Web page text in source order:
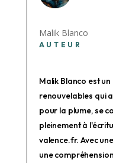
Malik Blanco
AUTEUR
Malik Blanco est
renouvelables qui
pour la plume, se
pleinement à
valence.fr. Avec
une